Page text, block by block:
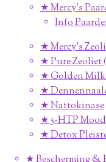
★ Mercy's
Info
★ Mercy's
★ Pure Zeoliet
★ Golden
★
★ Nattokinase
★ 5-HTP
★ Detox